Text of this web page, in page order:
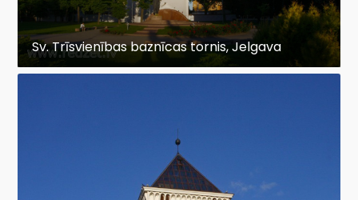
Sv. Trīsvienības baznīcas tornis, Jelgava